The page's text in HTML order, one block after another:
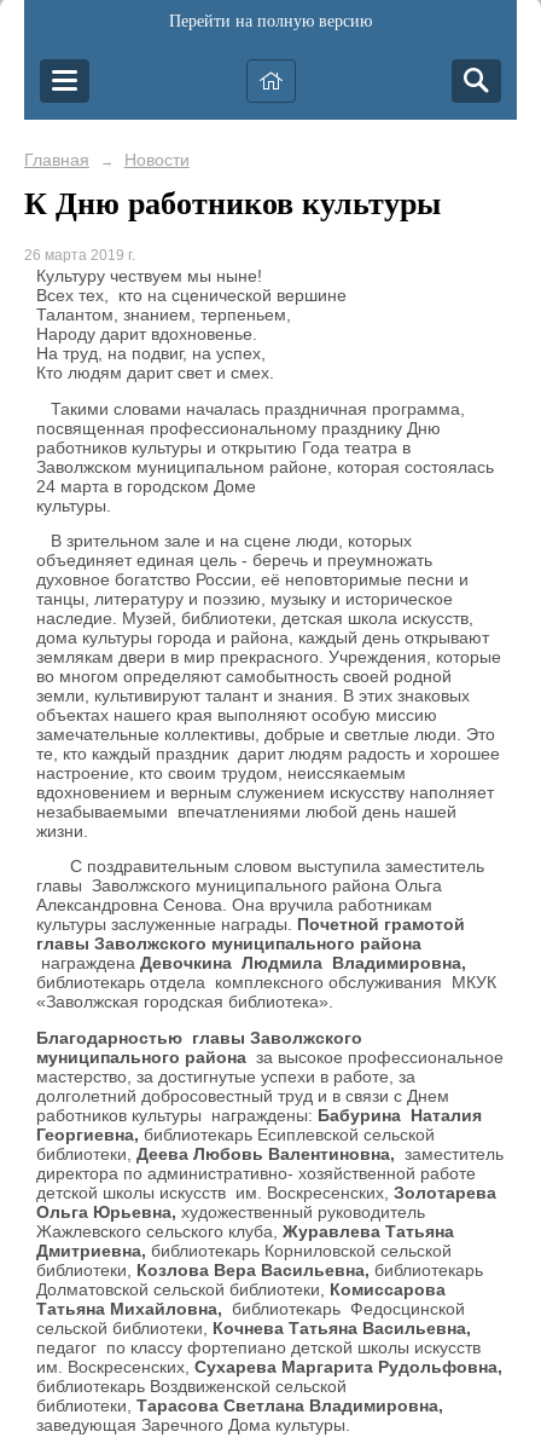
Перейти на полную версию
Главная → Новости
К Дню работников культуры
26 марта 2019 г.
Культуру чествуем мы ныне!
Всех тех, кто на сценической вершине
Талантом, знанием, терпеньем,
Народу дарит вдохновенье.
На труд, на подвиг, на успех,
Кто людям дарит свет и смех.
Такими словами началась праздничная программа,
посвященная профессиональному празднику Дню
работников культуры и открытию Года театра в
Заволжском муниципальном районе, которая состоялась
24 марта в городском Доме
культуры.
В зрительном зале и на сцене люди, которых
объединяет единая цель - беречь и преумножать
духовное богатство России, её неповторимые песни и
танцы, литературу и поэзию, музыку и историческое
наследие. Музей, библиотеки, детская школа искусств,
дома культуры города и района, каждый день открывают
землякам двери в мир прекрасного. Учреждения, которые
во многом определяют самобытность своей родной
земли, культивируют талант и знания. В этих знаковых
объектах нашего края выполняют особую миссию
замечательные коллективы, добрые и светлые люди. Это
те, кто каждый праздник дарит людям радость и хорошее
настроение, кто своим трудом, неиссякаемым
вдохновением и верным служением искусству наполняет
незабываемыми впечатлениями любой день нашей
жизни.
С поздравительным словом выступила заместитель
главы Заволжского муниципального района Ольга
Александровна Сенова. Она вручила работникам
культуры заслуженные награды. Почетной грамотой
главы Заволжского муниципального района
награждена Девочкина Людмила Владимировна,
библиотекарь отдела комплексного обслуживания МКУК
«Заволжская городская библиотека».
Благодарностью главы Заволжского
муниципального района за высокое профессиональное
мастерство, за достигнутые успехи в работе, за
долголетний добросовестный труд и в связи с Днем
работников культуры награждены: Бабурина Наталия
Георгиевна, библиотекарь Есиплевской сельской
библиотеки, Деева Любовь Валентиновна, заместитель
директора по административно- хозяйственной работе
детской школы искусств им. Воскресенских, Золотарева
Ольга Юрьевна, художественный руководитель
Жажлевского сельского клуба, Журавлева Татьяна
Дмитриевна, библиотекарь Корниловской сельской
библиотеки, Козлова Вера Васильевна, библиотекарь
Долматовской сельской библиотеки, Комиссарова
Татьяна Михайловна, библиотекарь Федосцинской
сельской библиотеки, Кочнева Татьяна Васильевна,
педагог по классу фортепиано детской школы искусств
им. Воскресенских, Сухарева Маргарита Рудольфовна,
библиотекарь Воздвиженской сельской
библиотеки, Тарасова Светлана Владимировна,
заведующая Заречного Дома культуры.